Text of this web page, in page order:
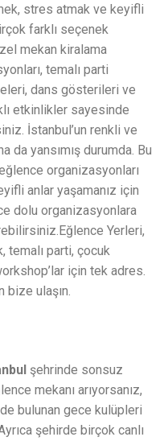
stres atmak ve keyifli
farklı seçenek
mekan kiralama
temalı parti
dans gösterileri ve
etkinlikler sayesinde
İstanbul’un renkli ve
da yansımış durumda. Bu
organizasyonları
anlar yaşamanız için
dolu organizasyonlara
Yerleri,
temalı parti, çocuk
için tek adres.
ulaşın.
şehrinde sonsuz
mekanı arıyorsanız,
bulunan gece kulüpleri
şehirde birçok canlı